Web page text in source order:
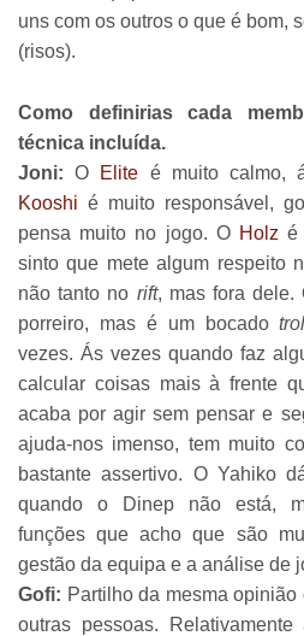
uns com os outros o que é bom,
(risos).
Como definirias cada
técnica incluída.
Joni:O Elite é muito calmo,
Kooshi é muito responsável,
pensa muito no jogo. O Holz é
sinto que mete algum respeito
não tanto no rift, mas fora dele.
porreiro, mas é um bocado
vezes. Ás vezes quando faz
calcular coisas mais à frente
acaba por agir sem pensar e
ajuda-nos imenso, tem muito
bastante assertivo. O Yahiko
quando o Dinep não está,
funções que acho que são
gestão da equipa e a análise de
Gofi: Partilho da mesma
outras pessoas.